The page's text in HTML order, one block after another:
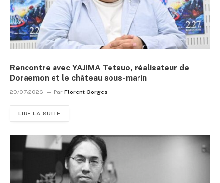
Rencontre avec YAJIMA Tetsuo, réalisateur de
Doraemon et le château sous-marin
29/07/2026 Par Florent Gorges
LIRE LA SUITE